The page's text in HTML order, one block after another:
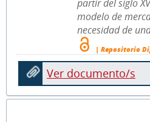
partir del siglo
modelo de
necesidad de
| Repositorio
Ver documento/s